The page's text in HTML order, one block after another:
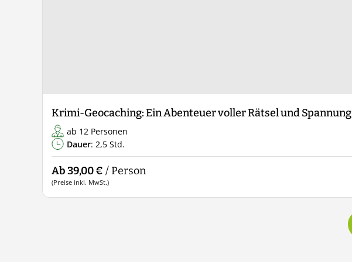
Krimi-Geocaching: Ein Abenteuer voller Rätsel und Spannung
ab 12 Personen
Dauer: 2,5 Std.
Ab 39,00 € / Person
(Preise inkl. MwSt.)